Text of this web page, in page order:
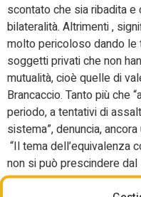
scontato che sia ribadita
bilateralità. Altrimenti ,
molto pericoloso dando le
soggetti privati che non
mutualità, cioè quelle di
Brancaccio. Tanto più che
periodo, a tentativi di
sistema”, denuncia,
“Il tema dell’equivalenza
non si può prescindere
ministro del Lavoro